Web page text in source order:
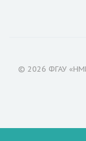
© 2026 ФГАУ